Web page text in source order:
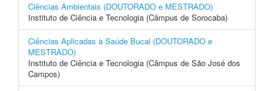
Ciências Ambientais (DOUTORADO e MESTRADO)
Instituto de Ciência e Tecnologia (Câmpus de Sorocaba)
Ciências Aplicadas à Saúde Bucal (DOUTORADO e
MESTRADO)
Instituto de Ciência e Tecnologia (Câmpus de São José dos
Campos)